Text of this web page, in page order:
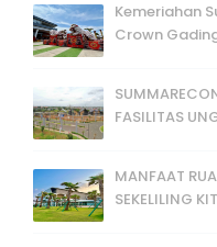
Kemeriahan
Crown
FASILITAS
MANFAAT
SEKELILING